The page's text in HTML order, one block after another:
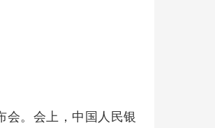
会。会上，中国人民银